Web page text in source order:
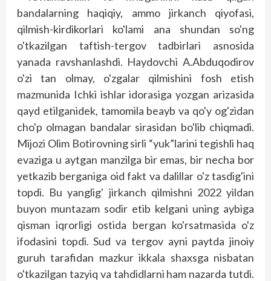
bandalarning haqiqiy, ammo jirkanch qiyofasi,
qilmish-kirdikorlari ko'lami ana shundan so'ng
o'tkazilgan taftish-tergov tadbirlari asnosida
yanada ravshanlashdi. Haydovchi A.Abduqodirov
o'zi tan olmay, o'zgalar qilmishini fosh etish
mazmunida Ichki ishlar idorasiga yozgan arizasida
qayd etilganidek, tamomila beayb va qo'y og'zidan
cho'p olmagan bandalar sirasidan bo'lib chiqmadi.
Mijozi Olim Botirovning sirli “yuk”larini tegishli haq
evaziga u aytgan manzilga bir emas, bir necha bor
yetkazib berganiga oid fakt va dalillar o'z tasdig'ini
topdi. Bu yanglig' jirkanch qilmishni 2022 yildan
buyon muntazam sodir etib kelgani uning aybiga
qisman iqrorligi ostida bergan ko'rsatmasida o'z
ifodasini topdi. Sud va tergov ayni paytda jinoiy
guruh tarafidan mazkur ikkala shaxsga nisbatan
o'tkazilgan tazyiq va tahdidlarni ham nazarda tutdi.